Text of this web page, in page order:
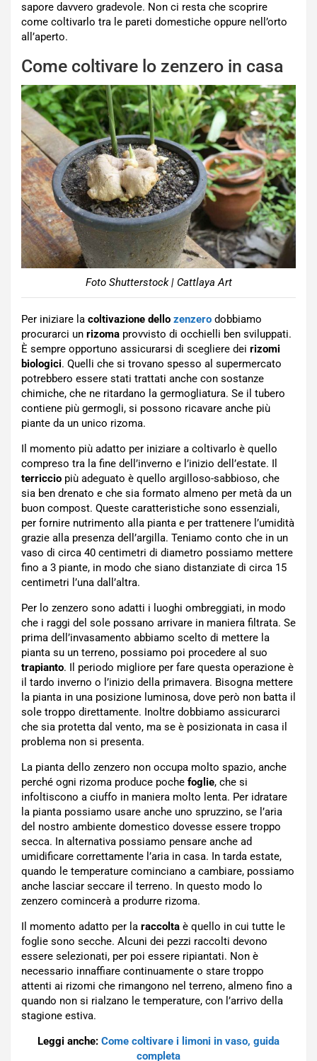
sapore davvero gradevole. Non ci resta che scoprire
come coltivarlo tra le pareti domestiche oppure nell’orto
all’aperto.
Come coltivare lo zenzero in casa
Foto Shutterstock | Cattlaya Art
Per iniziare la coltivazione dello zenzero dobbiamo
procurarci un rizoma provvisto di occhielli ben sviluppati.
È sempre opportuno assicurarsi di scegliere dei rizomi
biologici. Quelli che si trovano spesso al supermercato
potrebbero essere stati trattati anche con sostanze
chimiche, che ne ritardano la germogliatura. Se il tubero
contiene più germogli, si possono ricavare anche più
piante da un unico rizoma.
Il momento più adatto per iniziare a coltivarlo è quello
compreso tra la fine dell’inverno e l’inizio dell’estate. Il
terriccio più adeguato è quello argilloso-sabbioso, che
sia ben drenato e che sia formato almeno per metà da un
buon compost. Queste caratteristiche sono essenziali,
per fornire nutrimento alla pianta e per trattenere l’umidità
grazie alla presenza dell’argilla. Teniamo conto che in un
vaso di circa 40 centimetri di diametro possiamo mettere
fino a 3 piante, in modo che siano distanziate di circa 15
centimetri l’una dall’altra.
Per lo zenzero sono adatti i luoghi ombreggiati, in modo
che i raggi del sole possano arrivare in maniera filtrata. Se
prima dell’invasamento abbiamo scelto di mettere la
pianta su un terreno, possiamo poi procedere al suo
trapianto. Il periodo migliore per fare questa operazione è
il tardo inverno o l’inizio della primavera. Bisogna mettere
la pianta in una posizione luminosa, dove però non batta il
sole troppo direttamente. Inoltre dobbiamo assicurarci
che sia protetta dal vento, ma se è posizionata in casa il
problema non si presenta.
La pianta dello zenzero non occupa molto spazio, anche
perché ogni rizoma produce poche foglie, che si
infoltiscono a ciuffo in maniera molto lenta. Per idratare
la pianta possiamo usare anche uno spruzzino, se l’aria
del nostro ambiente domestico dovesse essere troppo
secca. In alternativa possiamo pensare anche ad
umidificare correttamente l’aria in casa. In tarda estate,
quando le temperature cominciano a cambiare, possiamo
anche lasciar seccare il terreno. In questo modo lo
zenzero comincerà a produrre rizoma.
Il momento adatto per la raccolta è quello in cui tutte le
foglie sono secche. Alcuni dei pezzi raccolti devono
essere selezionati, per poi essere ripiantati. Non è
necessario innaffiare continuamente o stare troppo
attenti ai rizomi che rimangono nel terreno, almeno fino a
quando non si rialzano le temperature, con l’arrivo della
stagione estiva.
Leggi anche: Come coltivare i limoni in vaso, guida
completa